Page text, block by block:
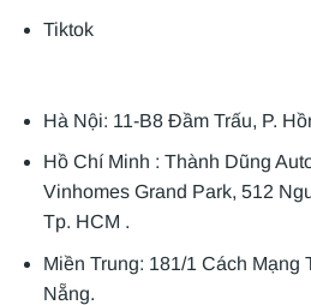
Tiktok
Hà Nội: 11-B8 Đầm Trấu, P.
Hồ Chí Minh : Thành Dũng
Vinhomes Grand Park, 512
Tp. HCM .
Miền Trung: 181/1 Cách Mạng
Nẵng.